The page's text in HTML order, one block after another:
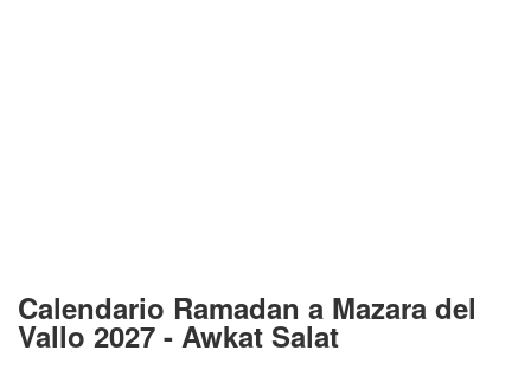
Calendario Ramadan a Mazara del
Vallo 2027 - Awkat Salat